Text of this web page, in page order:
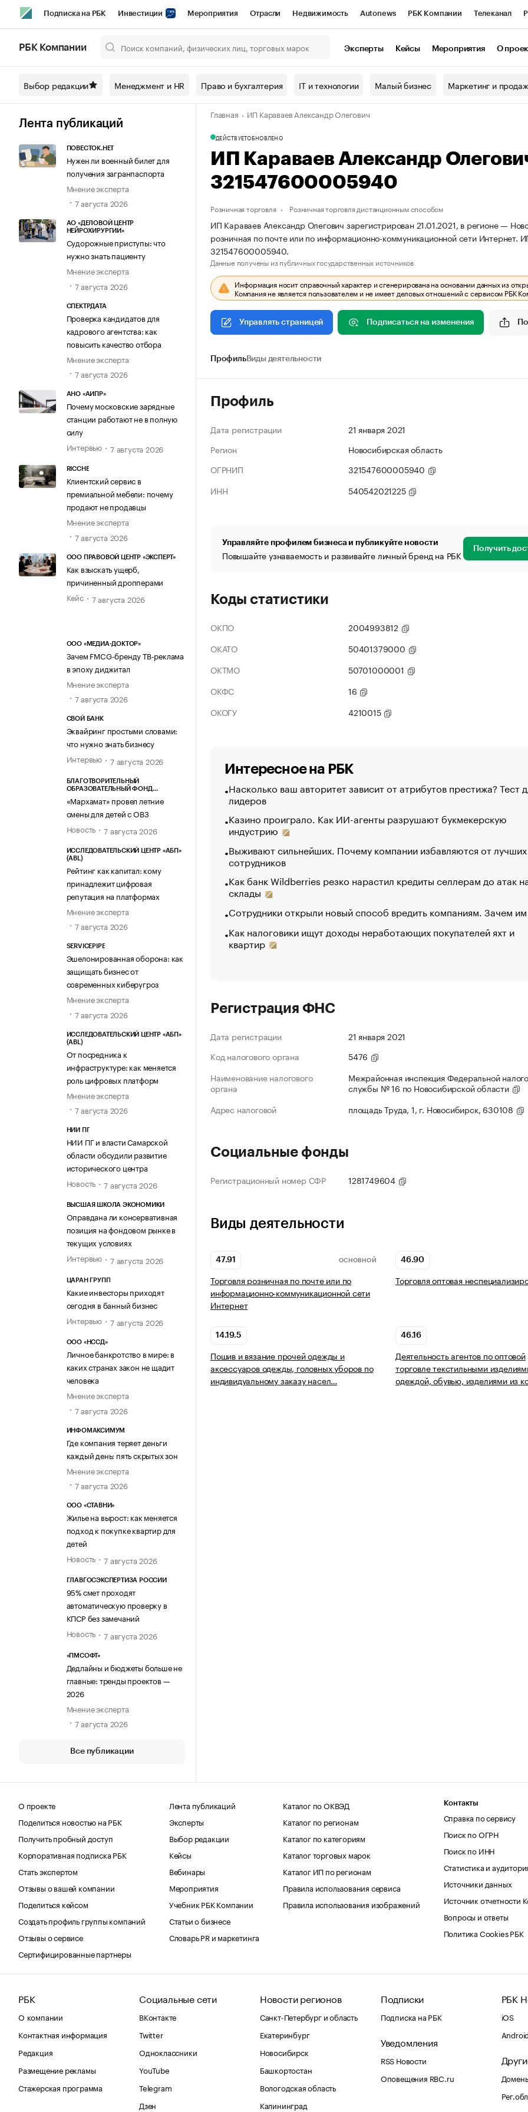
Подписка на РБК Инвестиции Мероприятия Отрасли Недвижимость Autonews РБК Компании Телеканал
Спецпроекты СПб Конференции СПб Спецпроекты Проверка контрагентов
Технологии и медиа Рынок наличной валюты
РБК Компании Эксперты Кейсы Мероприятия О
Выбор редакции Менеджмент и HR Право и бухгалтерия IT и технологии Малый бизнес Маркетинг и
Лента публикаций
ПОВЕСТОК.НЕТ
Нужен ли военный билет для
получения загранпаспорта
Мнение эксперта
7 августа 2026
АО «ДЕЛОВОЙ ЦЕНТР
НЕЙРОХИРУРГИИ»
Судорожные приступы: что
нужно знать пациенту
Мнение эксперта
7 августа 2026
СПЕКТРДАТА
Проверка кандидатов для
кадрового агентства: как
повысить качество отбора
Мнение эксперта
7 августа 2026
АНО «АИПР»
Почему московские зарядные
станции работают не в полную
силу
Интервью
7 августа 2026
RICCHE
Клиентский сервис в
премиальной мебели: почему
продают не продавцы
Мнение эксперта
7 августа 2026
ООО ПРАВОВОЙ ЦЕНТР «ЭКСПЕРТ»
Как взыскать ущерб,
причиненный дропперами
Кейс
7 августа 2026
ООО «МЕДИА-ДОКТОР»
Зачем FMCG-бренду ТВ-реклама
в эпоху диджитал
Мнение эксперта
7 августа 2026
СВОЙ БАНК
Эквайринг простыми словами:
что нужно знать бизнесу
Интервью
7 августа 2026
БЛАГОТВОРИТЕЛЬНЫЙ
ОБРАЗОВАТЕЛЬНЫЙ ФОНД
«Мархамат» провел летние
смены для детей с ОВЗ
Новость
7 августа 2026
ИССЛЕДОВАТЕЛЬСКИЙ ЦЕНТР «АБП»
(ABL)
Рейтинг как капитал: кому
принадлежит цифровая
репутация на платформах
Мнение эксперта
7 августа 2026
SERVICEPIPE
Эшелонированная оборона: как
защищать бизнес от
современных киберугроз
Мнение эксперта
7 августа 2026
ИССЛЕДОВАТЕЛЬСКИЙ ЦЕНТР «АБП»
(ABL)
От посредника к
инфраструктуре: как меняется
роль цифровых платформ
Мнение эксперта
7 августа 2026
НИИ ПГ
НИИ ПГ и власти Самарской
области обсудили развитие
исторического центра
Новость
7 августа 2026
ВЫСШАЯ ШКОЛА ЭКОНОМИКИ
Оправдана ли консервативная
позиция на фондовом рынке в
текущих условиях
Интервью
7 августа 2026
ЦАРАН ГРУПП
Какие инвесторы приходят
сегодня в банный бизнес
Интервью
7 августа 2026
ООО «НССД»
Личное банкротство в мире: в
каких странах закон не щадит
человека
Мнение эксперта
7 августа 2026
ИНФОМАКСИМУМ
Где компания теряет деньги
каждый день: пять скрытых зон
Мнение эксперта
7 августа 2026
ООО «СТАВНИ»
Жилье на вырост: как меняется
подход к покупке квартир для
детей
Новость
7 августа 2026
ГЛАВГОСЭКСПЕРТИЗА РОССИИ
95% смет проходят
автоматическую проверку в
КПСР без замечаний
Новость
7 августа 2026
«ПМСОФТ»
Дедлайны и бюджеты больше не
главные: тренды проектов —
2026
Мнение эксперта
7 августа 2026
Все публикации
Главная ИП Караваев Александр Олегович
ДЕЙСТВУЕТОБНОВЛЕНО
ИП Караваев Александр
321547600005940
Розничная торговля Розничная торговля дистанционным способом
ИП Караваев Александр Олегович зарегистрирован 21.01.2021, в регионе —
розничная по почте или по информационно-коммуникационной сети
321547600005940.
Данные получены из публичных государственных источников.
Информация носит справочный характер и сгенерирована на основании данных из
Компания не является пользователем и не имеет деловых отношений с сервисом РБК
Управлять страницей Подписаться на изменения
ПрофильВиды деятельности
Профиль
Дата регистрации
21 января 2021
Регион
Новосибирская область
ОГРНИП
321547600005940
ИНН
540542021225
Управляйте профилем бизнеса и публикуйте новости
Повышайте узнаваемость и развивайте личный бренд на РБК Получить
Коды статистики
ОКПО
2004993812
ОКАТО
50401379000
ОКТМО
50701000001
ОКФС
16
ОКОГУ
4210015
Интересное на РБК
Насколько ваш авторитет зависит от атрибутов престижа? Тест
лидеров
Казино проиграло. Как ИИ-агенты разрушают букмекерскую
индустрию
Выживают сильнейших. Почему компании избавляются от лучших
сотрудников
Как банк Wildberries резко нарастил кредиты селлерам до атак
склады
Сотрудники открыли новый способ вредить компаниям. Зачем
Как налоговики ищут доходы неработающих покупателей яхт и
квартир
Регистрация ФНС
Дата регистрации
21 января 2021
Код налогового органа
5476
Наименование налогового
органа
Межрайонная инспекция Федеральной
службы № 16 по Новосибирской области
Адрес налоговой
площадь Труда, 1, г. Новосибирск, 630108
Социальные фонды
Регистрационный номер СФР 1281749604
Виды деятельности
47.91 ОСНОВНОЙ
Торговля розничная по почте или по
информационно-коммуникационной сети
Интернет
46.90
Торговля оптовая
14.19.5
Пошив и вязание прочей одежды и
аксессуаров одежды, головных уборов по
индивидуальному заказу насел…
46.16
Деятельность агентов по оптовой
торговле текстильными
одеждой, обувью, изделиями из
О проекте
Поделиться новостью на РБК
Получить пробный доступ
Корпоративная подписка РБК
Стать экспертом
Отзывы о вашей компании
Поделиться кейсом
Создать профиль группы компаний
Отзывы о сервисе
Сертифицированные партнеры
Лента публикаций
Эксперты
Выбор редакции
Кейсы
Вебинары
Мероприятия
Учебник РБК Компании
Статьи о бизнесе
Словарь PR и маркетинга
Каталог по ОКВЭД
Каталог по регионам
Каталог по категориям
Каталог торговых марок
Каталог ИП по регионам
Правила использования сервиса
Правила использования изображений
Контакты
Справка по сервису
Поиск по ОГРН
Поиск по ИНН
Статистика и
Источники данных
Источник отчетности
Вопросы и ответы
Политика Cookies РБК
РБК
О компании
Контактная информация
Редакция
Размещение рекламы
Стажерская программа
Социальные сети
ВКонтакте
Twitter
Одноклассники
YouTube
Telegram
Дзен
Новости регионов
Санкт-Петербург и область
Екатеринбург
Новосибирск
Башкортостан
Вологодская область
Калининград
Подписки
Подписка на РБК
Уведомления
RSS Новости
Оповещения RBC.ru
РБК
iOS